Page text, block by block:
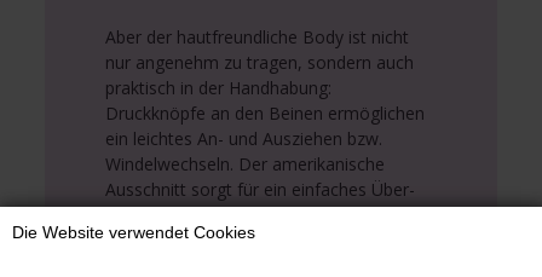
Die Website verwendet Cookies
Aber der hautfreundliche Body ist nicht
nur angenehm zu tragen, sondern auch
praktisch in der Handhabung:
Druckknöpfe an den Beinen ermöglichen
ein leichtes An- und Ausziehen bzw.
Windelwechseln. Der amerikanische
Ausschnitt sorgt für ein einfaches Über-
den-Kopf-Ziehen.